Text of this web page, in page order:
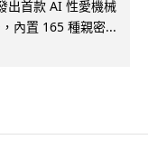
出首款 AI 性愛機械
內置 165 種親密...